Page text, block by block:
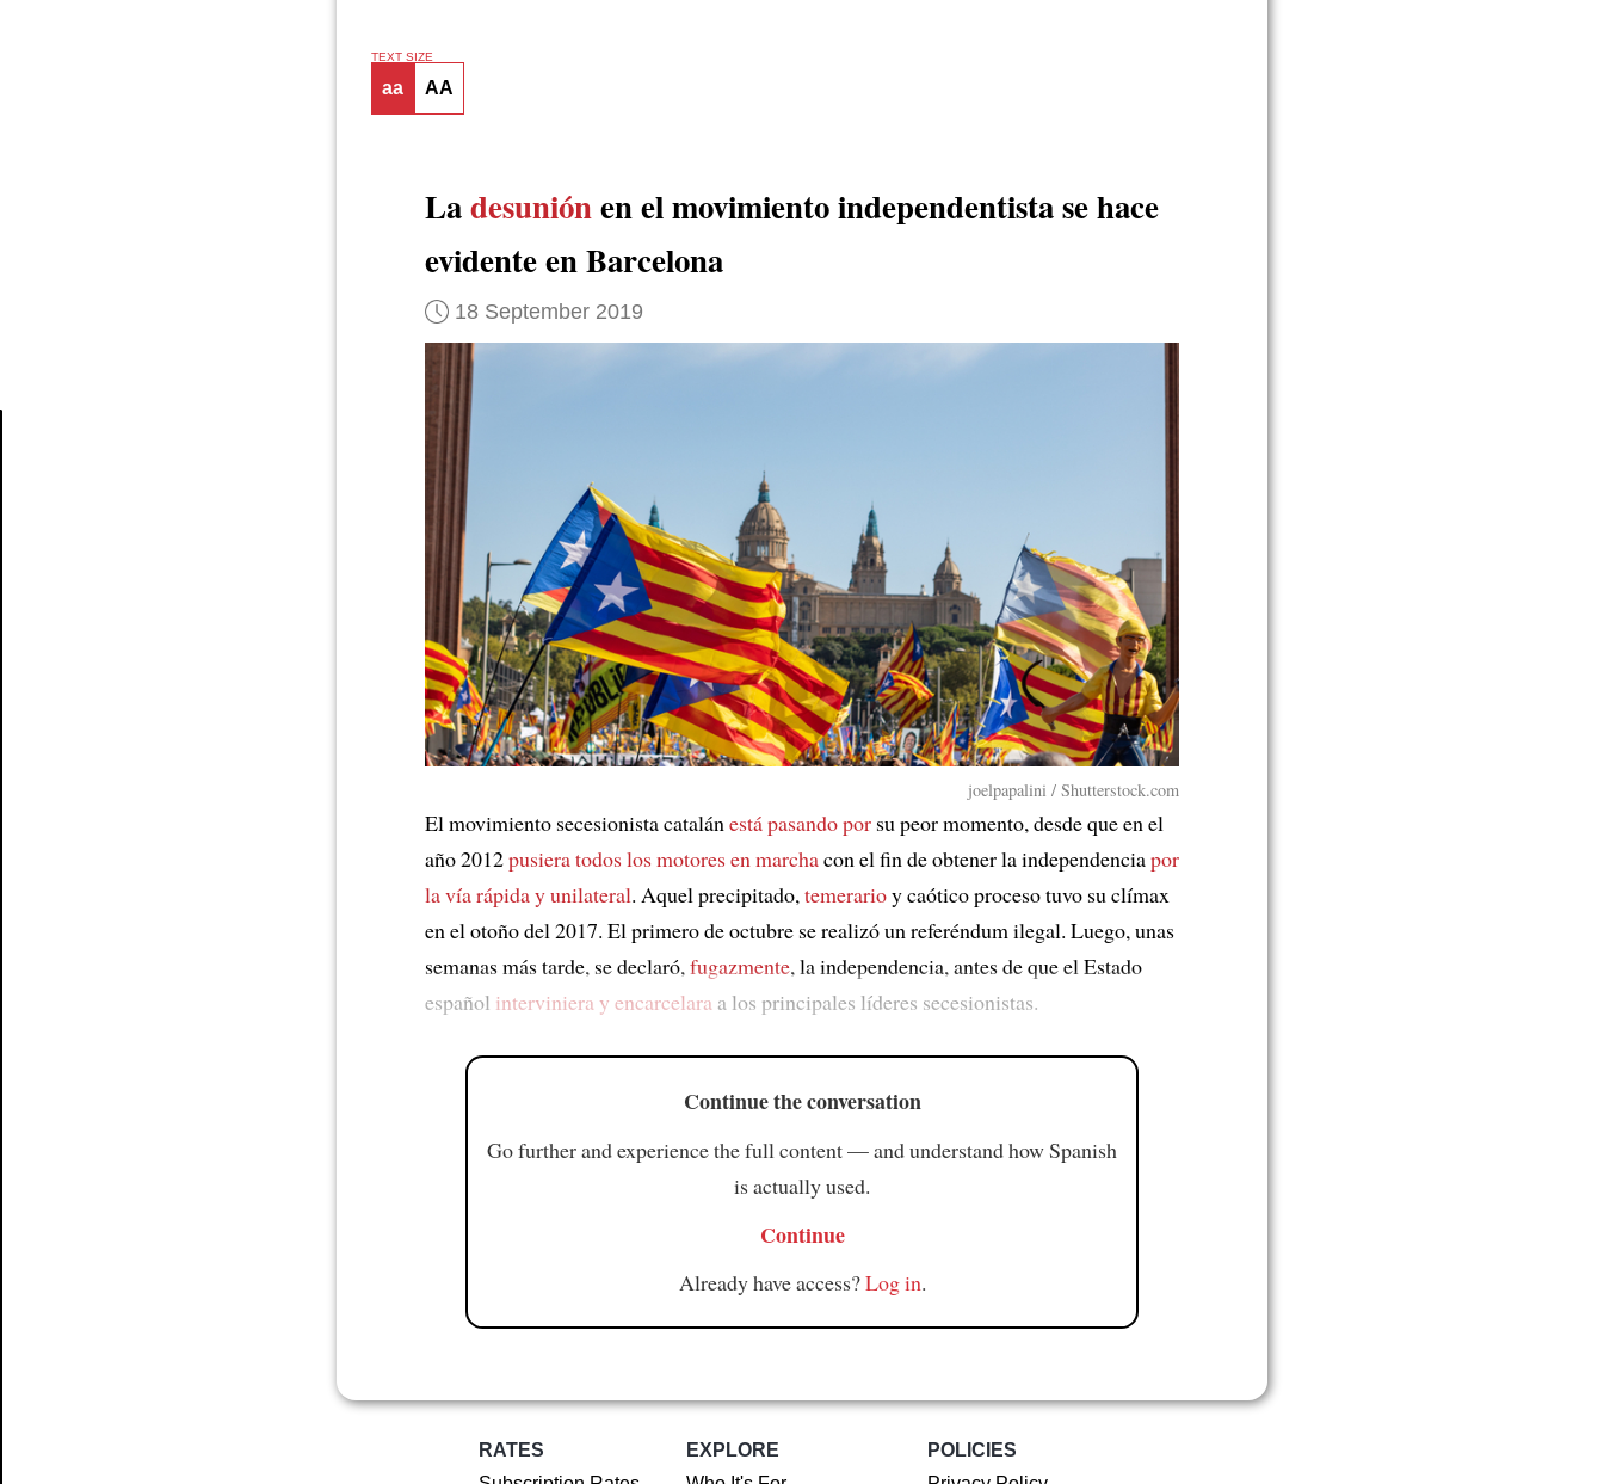
TEXT SIZE
aa AA
Ladesuniónen el movimiento independentista se hace
evidente en Barcelona
18 September 2019
joelpapalini / Shutterstock.com
El movimiento secesionista catalán está pasando por su peor momento, desde que en el
año 2012pusiera todos los motores en marchacon el fin de obtener la independenciapor
la vía rápida y unilateral. Aquel precipitado, temerarioy caótico proceso tuvo su clímax
en el otoño del 2017. El primero de octubre se realizó un referéndum ilegal. Luego, unas
semanas más tarde, se declaró, fugazmente, la independencia, antes de que el Estado
español interviniera y encarcelara a los principales líderes secesionistas.
Continue the conversation
Go further and experience the full content — and understand how Spanish
is actually used.
Continue
Already have access?Log in.
RATES
EXPLORE
POLICIES